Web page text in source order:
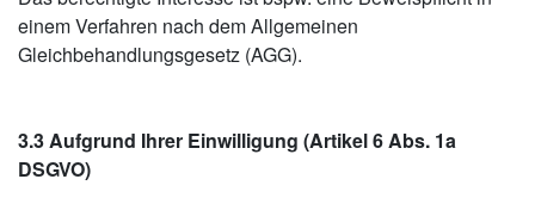
einem Verfahren nach dem Allgemeinen
Gleichbehandlungsgesetz (AGG).
3.3 Aufgrund Ihrer Einwilligung (Artikel 6 Abs. 1a
DSGVO)